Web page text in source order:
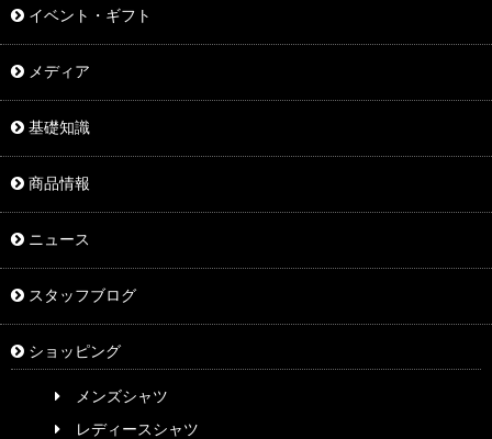
イベント・ギフト
メディア
基礎知識
商品情報
ニュース
スタッフブログ
ショッピング
メンズシャツ
レディースシャツ